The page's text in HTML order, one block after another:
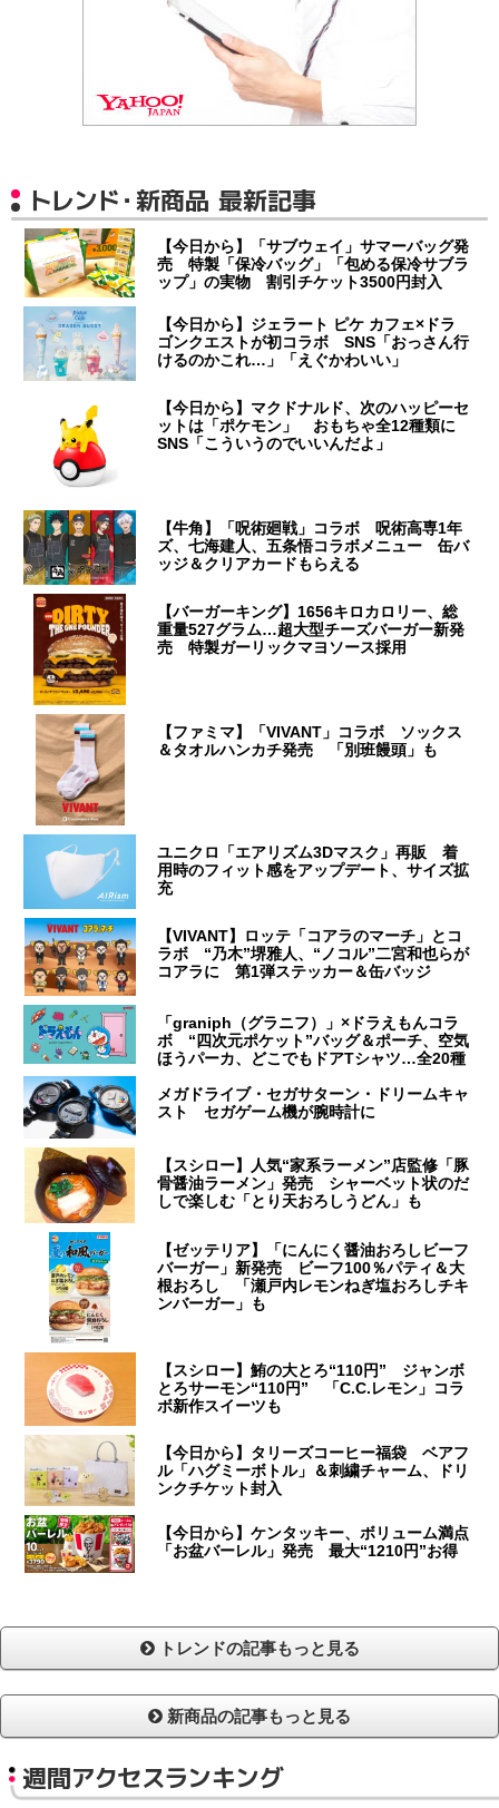
トレンド・新商品 最新記事
【今日から】「サブウェイ」サマーバッグ発
売 特製「保冷バッグ」「包める保冷サブラ
ップ」の実物 割引チケット3500円封入
【今日から】ジェラート ピケ カフェ×ドラ
ゴンクエストが初コラボ SNS「おっさん行
けるのかこれ…」「えぐかわいい」
【今日から】マクドナルド、次のハッピーセ
ットは「ポケモン」 おもちゃ全12種類に
SNS「こういうのでいいんだよ」
【牛角】「呪術廻戦」コラボ 呪術高専1年
ズ、七海建人、五条悟コラボメニュー 缶バ
ッジ＆クリアカードもらえる
【バーガーキング】1656キロカロリー、総
重量527グラム…超大型チーズバーガー新発
売 特製ガーリックマヨソース採用
【ファミマ】「VIVANT」コラボ ソックス
＆タオルハンカチ発売 「別班饅頭」も
ユニクロ「エアリズム3Dマスク」再販 着
用時のフィット感をアップデート、サイズ拡
充
【VIVANT】ロッテ「コアラのマーチ」とコ
ラボ “乃木”堺雅人、“ノコル”二宮和也らが
コアラに 第1弾ステッカー＆缶バッジ
「graniph（グラニフ）」×ドラえもんコラ
ボ “四次元ポケット”バッグ＆ポーチ、空気
ほうパーカ、どこでもドアTシャツ…全20種
メガドライブ・セガサターン・ドリームキャ
スト セガゲーム機が腕時計に
【スシロー】人気“家系ラーメン”店監修「豚
骨醤油ラーメン」発売 シャーベット状のだ
しで楽しむ「とり天おろしうどん」も
【ゼッテリア】「にんにく醤油おろしビーフ
バーガー」新発売 ビーフ100％パティ＆大
根おろし 「瀬戸内レモンねぎ塩おろしチキ
ンバーガー」も
【スシロー】鮪の大とろ“110円” ジャンボ
とろサーモン“110円” 「C.C.レモン」コラ
ボ新作スイーツも
【今日から】タリーズコーヒー福袋 ベアフ
ル「ハグミーボトル」＆刺繍チャーム、ドリ
ンクチケット封入
【今日から】ケンタッキー、ボリューム満点
「お盆バーレル」発売 最大“1210円”お得
トレンドの記事もっと見る
新商品の記事もっと見る
週間アクセスランキング